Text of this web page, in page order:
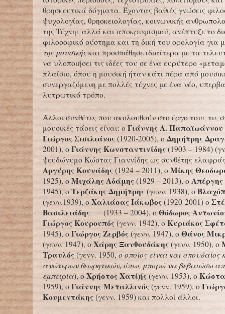
θρησκευτικά δόγματα. Έχοντας βαθιές γνώσεις
ψυχολογίας, θρησκειολογίας, κοινωνικής
της Τέχνης αλλά και αποκρυφισμού, ανέπτυξε το
φιλοσοφικό σύστημα και τη δική του ορολογία για
της μουσικήςκαι προσπάθησε ιδιαίτερα με τα
να υλοποιήσει τις ιδέες του σε ένα ευρύτερο
πλαίσιο, όπου η μουσική ήταν κάτι πέρα από
συνεργαζόμενη με πολλές τέχνες με ένα νέο,
λυτρωτικό τρόπο.
Άλλοι συνθέτες που ακολουθούν στο έργο τους τις
μουσικές τάσεις είναι: ο Γιάννης Α. Παπαϊωάννου
Γιώργος Σισιλιάνος (1920-2005), οΔημήτρης
2001), ο Γιάννης Κωνσταντινίδης (1903 – 1984)
ψευδώνυμο Κώστας Γιαννίδης ως συνθέτης
Αργύρης Κουνάδης (1924 – 2011), ο Μίκης
1925), ο Μιχάλης Αδάμης (1929 – 2013), ο Απέργης
1945), ο Τερζάκης Δημήτρης (γενν. 1938), ο
(γενν.1939), ο Χαλιάσας Ιάκωβος (1920-2001) ο
Βασιλειάδης
(1933 – 2004), ο Θόδωρος
Γιώργος Κουρουπός (γενν. 1942), ο Κυριάκος
1945), ο Γιώργος Ζερβός (γενν. 1947), ο Θάνος
(γενν. 1947), ο Χάρης Ξανθουδάκης (γενν. 1950), ο
Τραυλός (γενν. 1950, ο οποίος είναι και σπουδαίος
ανώτερων θεωρητικών, όπως μπορώ να βεβαιώσω
εμπειρία), ο Χρήστος Χατζής (γενν. 1953), ο
1959), ο Γιάννης Μεταλλινός (γενν. 1959), ο
Κουμεντάκης (γενν. 1959) και πολλοί άλλοι.